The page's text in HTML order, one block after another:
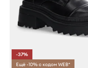
-37%
Ещё -10% с кодом WEB*